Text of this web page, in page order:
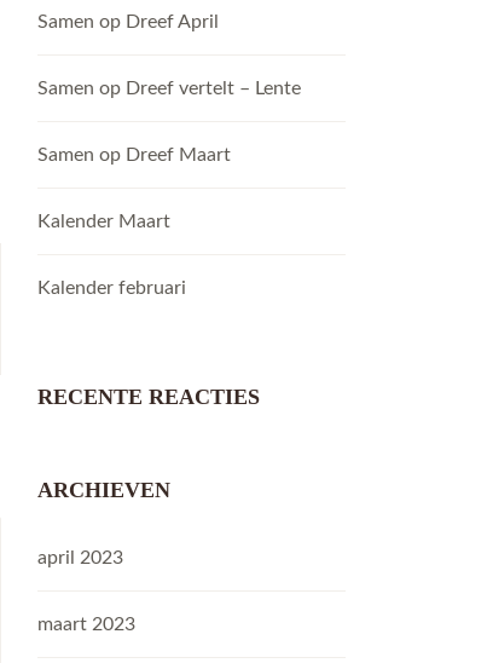
Samen op Dreef April
Samen op Dreef vertelt – Lente
Samen op Dreef Maart
Kalender Maart
Kalender februari
RECENTE REACTIES
ARCHIEVEN
april 2023
maart 2023